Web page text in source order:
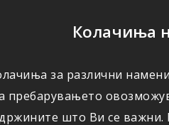
Колачиња
за различни
пребарувањето
што Ви се
ПОВОЛНОСТИ